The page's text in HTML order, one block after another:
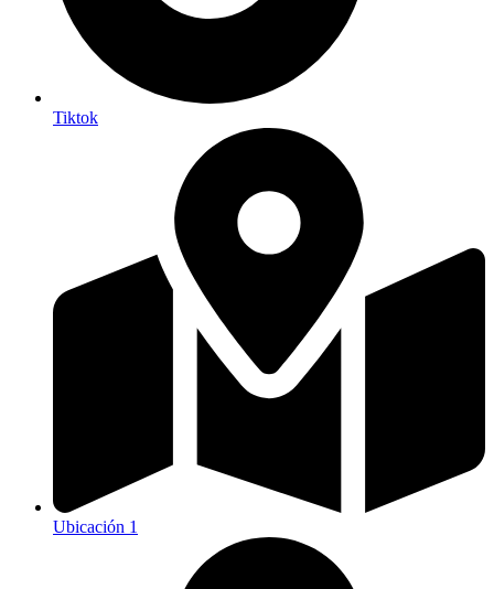
Tiktok
Ubicación 1